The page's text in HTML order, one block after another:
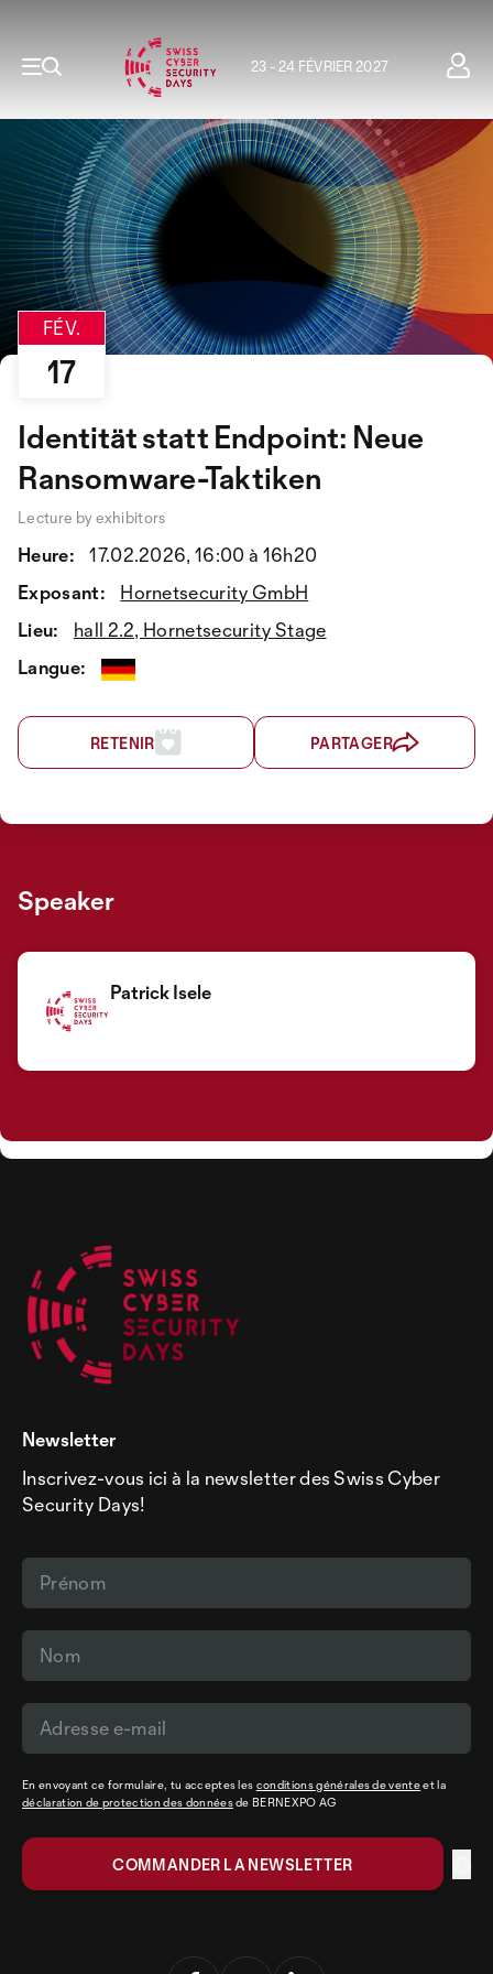
23 - 24 FÉVRIER 2027
FÉV.
17
Identität statt Endpoint: Neue
Ransomware-Taktiken
Lecture by exhibitors
Heure:
17.02.2026, 16:00 à 16h20
Exposant:
Hornetsecurity GmbH
Lieu:
hall 2.2, Hornetsecurity Stage
Langue:
RETENIR PARTAGER
Speaker
Patrick Isele
Newsletter
Inscrivez-vous ici à la newsletter des Swiss Cyber
Security Days!
En envoyant ce formulaire, tu acceptes les conditions générales de venteet la
déclaration de protection des donnéesde BERNEXPO AG